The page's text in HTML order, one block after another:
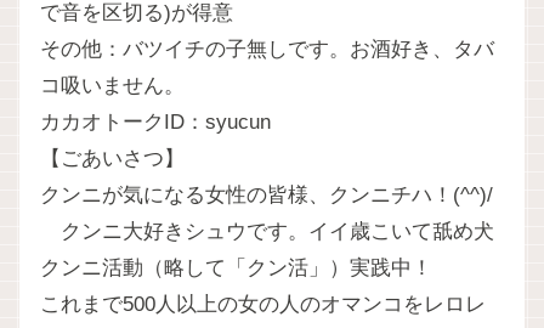
で音を区切る)が得意
その他：バツイチの子無しです。お酒好き、タバ
コ吸いません。
カカオトークID：syucun
【ごあいさつ】
クンニが気になる女性の皆様、クンニチハ！(^^)/
クンニ大好きシュウです。イイ歳こいて舐め犬
クンニ活動（略して「クン活」）実践中！
これまで500人以上の女の人のオマンコをレロレ